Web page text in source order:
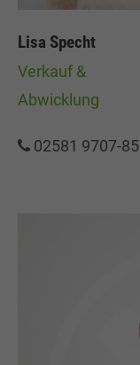
Lisa Specht
Verkauf &
Abwicklung
02581 9707-85